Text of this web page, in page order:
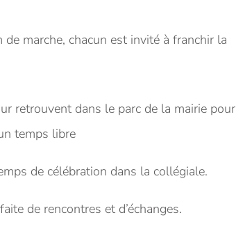
marche, chacun est invité à franchir la
retrouvent dans le parc de la mairie pour
temps libre
de célébration dans la collégiale.
de rencontres et d’échanges.